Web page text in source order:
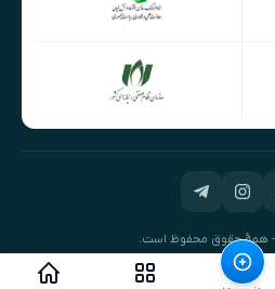
— همهٔ حقوق محفوظ است.
نیک‌داده‌پرداز